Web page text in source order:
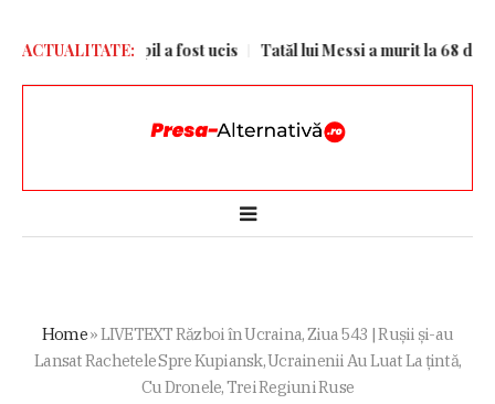
ACTUALITATE:
Kiev. Un copil a fost ucis Tatăl lui Messi a murit la 68 de ani
Home»LIVETEXT Război în Ucraina, Ziua 543 | Rușii și-au
Lansat Rachetele Spre Kupiansk, Ucrainenii Au Luat La țintă,
Cu Dronele, Trei Regiuni Ruse